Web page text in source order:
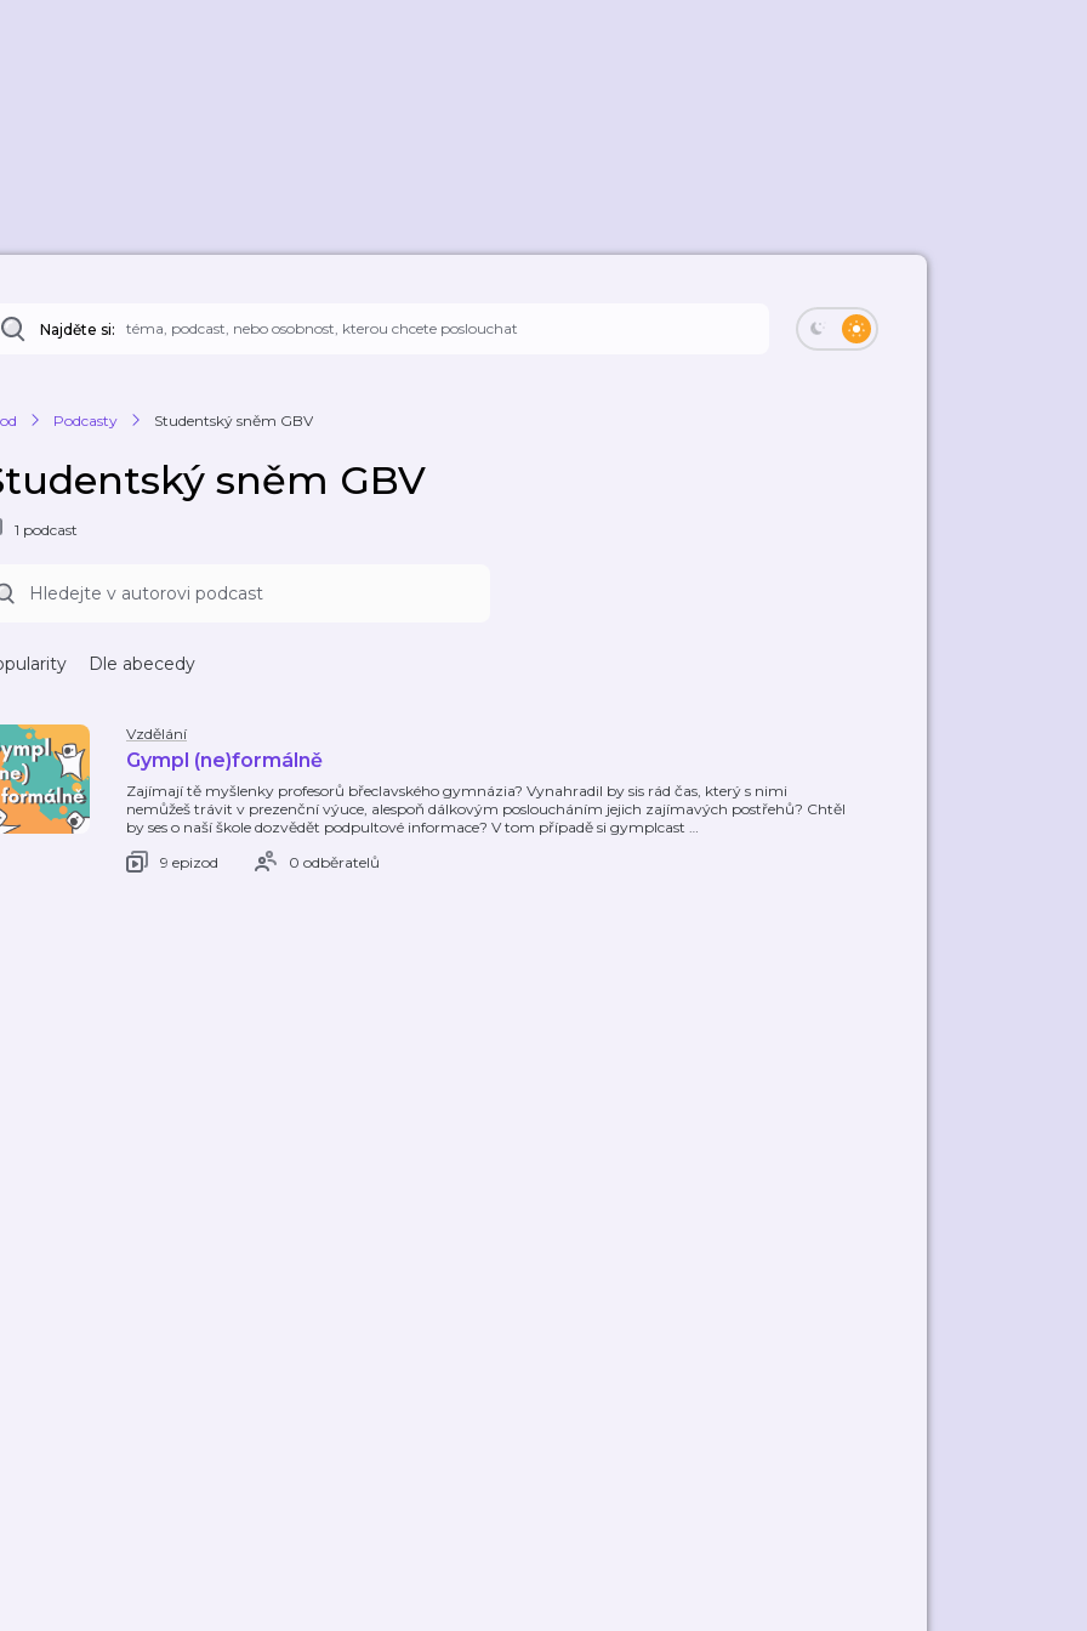
Najděte si:
Podcasty Studentský sněm GBV
sněm GBV
1 podcast
Dle abecedy
Vzdělání
Gympl (ne)formálně
Zajímají tě myšlenky profesorů břeclavského gymnázia? Vynahradil by sis rád čas, který s nimi
nemůžeš trávit v prezenční výuce, alespoň dálkovým posloucháním jejich zajímavých postřehů? Chtěl
by ses o naší škole dozvědět podpultové informace? V tom případě si gymplcast …
9 epizod
0 odběratelů